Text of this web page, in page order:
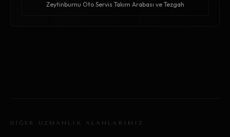
Zeytinburnu Oto Servis Takım Arabası ve Tezgah
DİĞER UZMANLIK ALANLARIMIZ